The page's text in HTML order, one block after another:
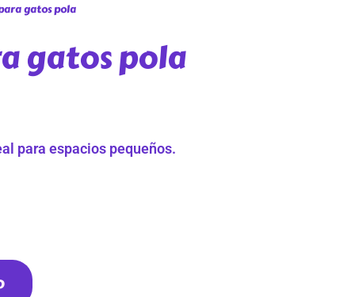
gatos pola
gatos pola
para espacios pequeños.